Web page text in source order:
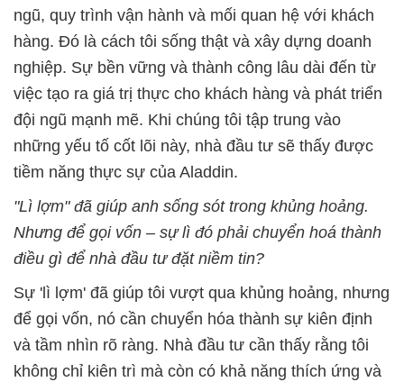
ngũ, quy trình vận hành và mối quan hệ với khách
hàng. Đó là cách tôi sống thật và xây dựng doanh
nghiệp. Sự bền vững và thành công lâu dài đến từ
việc tạo ra giá trị thực cho khách hàng và phát triển
đội ngũ mạnh mẽ. Khi chúng tôi tập trung vào
những yếu tố cốt lõi này, nhà đầu tư sẽ thấy được
tiềm năng thực sự của Aladdin.
"Lì lợm" đã giúp anh sống sót trong khủng hoảng.
Nhưng để gọi vốn – sự lì đó phải chuyển hoá thành
điều gì để nhà đầu tư đặt niềm tin?
Sự 'lì lợm' đã giúp tôi vượt qua khủng hoảng, nhưng
để gọi vốn, nó cần chuyển hóa thành sự kiên định
và tầm nhìn rõ ràng. Nhà đầu tư cần thấy rằng tôi
không chỉ kiên trì mà còn có khả năng thích ứng và